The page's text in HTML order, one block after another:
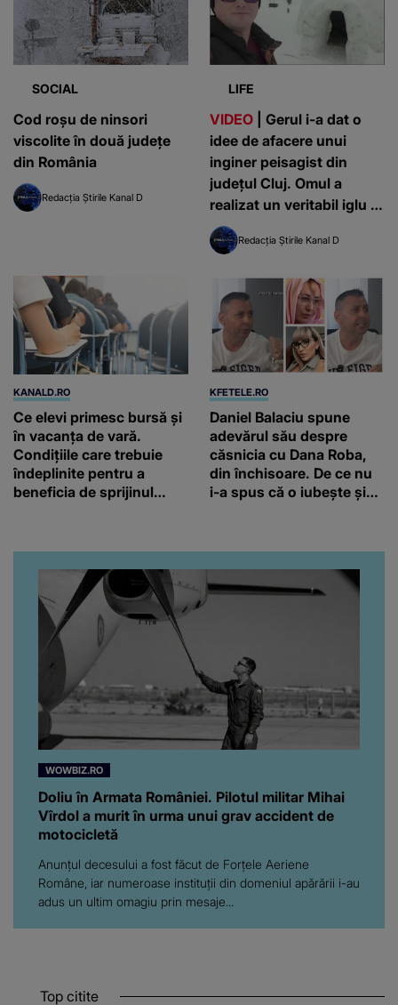
SOCIAL
Cod roșu de ninsori
viscolite în două județe
din România
Redacția Știrile Kanal D
LIFE
VIDEO | Gerul i-a dat o
idee de afacere unui
inginer peisagist din
județul Cluj. Omul a
realizat un veritabil iglu în
propria sa curte
Redacția Știrile Kanal D
KANALD.RO
Ce elevi primesc bursă și
în vacanța de vară.
Condițiile care trebuie
îndeplinite pentru a
beneficia de sprijinul
KFETELE.RO
Daniel Balaciu spune
adevărul său despre
căsnicia cu Dana Roba,
din închisoare. De ce nu
i-a spus că o iubește și
“Am suflet mare. Eu am
ajutat-o.”
WOWBIZ.RO
Doliu în Armata României. Pilotul militar Mihai
Vîrdol a murit în urma unui grav accident de
motocicletă
Anunțul decesului a fost făcut de Forțele Aeriene
Române, iar numeroase instituții din domeniul apărării i-au
adus un ultim omagiu prin mesaje...
Top citite